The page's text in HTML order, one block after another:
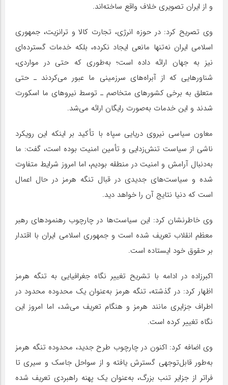
و از ایران تصویری خلاف واقع ساخته‌اند.
وی تصریح کرد: در حوزه انرژی، تجارت کالا و ترانزیت، جمهوری
اسلامی ایران نه‌تنها مانعی ایجاد نکرده، بلکه خدمات گسترده‌ای
نیز به جهان ارائه داده است؛ به‌طوری که حتی در مواردی،
شناورهایی که از آبراه‌های سرزمینی ما عبور می‌کردند ـ حتی
متعلق به برخی کشورهای متخاصم ـ توسط نیروهای ما اسکورت
شدند و این خدمات به‌صورت رایگان ارائه می‌شد.
معاون سیاسی نیروی دریایی سپاه با تأکید بر اینکه این رویکرد
ناشی از سیاست تنش‌زدایی و تأمین امنیت بوده است، گفت: ما
به‌دنبال آرامش و امنیت در منطقه بودیم، اما امروز شرایط متفاوت
شده و سیاست‌های جدیدی در قبال تنگه هرمز در حال اعمال
است که دنیا نتایج آن را خواهد دید.
وی خاطرنشان کرد: این سیاست‌ها در چارچوب رهنمودهای رهبر
معظم انقلاب تعریف شده است و جمهوری اسلامی ایران با اقتدار
بر حقوق خود ایستاده است.
اکبرزاده در ادامه با تشریح تغییر نگاه جغرافیایی به تنگه هرمز
اظهار کرد: در گذشته، تنگه هرمز به‌عنوان یک محدوده محدود در
اطراف جزایری مانند هرمز و هنگام تعریف می‌شد، اما امروز این
نگاه تغییر کرده است.
وی اضافه کرد: اکنون در چارچوب طرح جدید، محدوده تنگه هرمز
به‌طور قابل‌توجهی گسترش یافته و از سواحل جاسک و سیری تا
فراتر از جزایر تنب بزرگ، به‌عنوان یک پهنه راهبردی تعریف شده